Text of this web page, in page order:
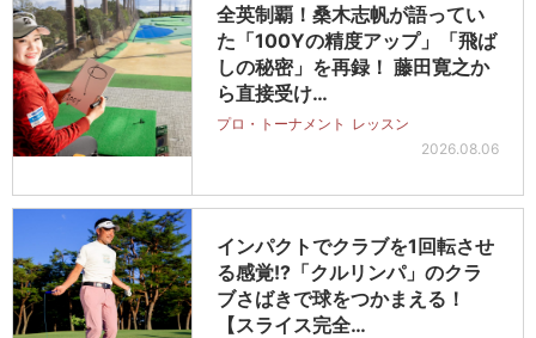
全英制覇！桑木志帆が語ってい
た「100Yの精度アップ」「飛ば
しの秘密」を再録！ 藤田寛之か
ら直接受け…
プロ・トーナメント レッスン
2026.08.06
インパクトでクラブを1回転させ
る感覚!?「クルリンパ」のクラ
ブさばきで球をつかまえる！
【スライス完全…